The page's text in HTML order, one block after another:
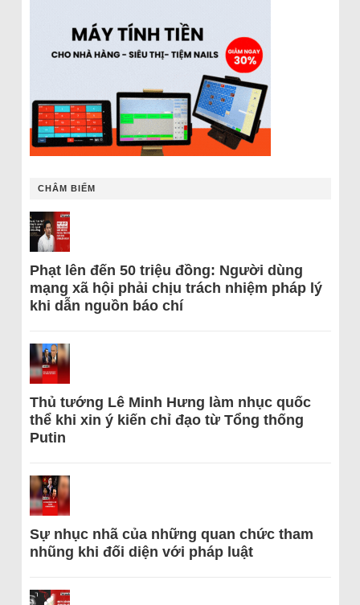
CHÂM BIẾM
Phạt lên đến 50 triệu đồng: Người dùng
mạng xã hội phải chịu trách nhiệm pháp lý
khi dẫn nguồn báo chí
Thủ tướng Lê Minh Hưng làm nhục quốc
thể khi xin ý kiến chỉ đạo từ Tổng thống
Putin
Sự nhục nhã của những quan chức tham
nhũng khi đối diện với pháp luật